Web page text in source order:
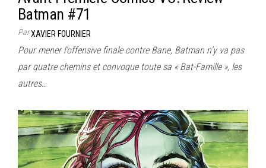
Batman #71
ParXAVIER FOURNIER
Pour mener l’offensive finale contre Bane, Batman n’y va pas
par quatre chemins et convoque toute sa « Bat-Famille », les
autres…